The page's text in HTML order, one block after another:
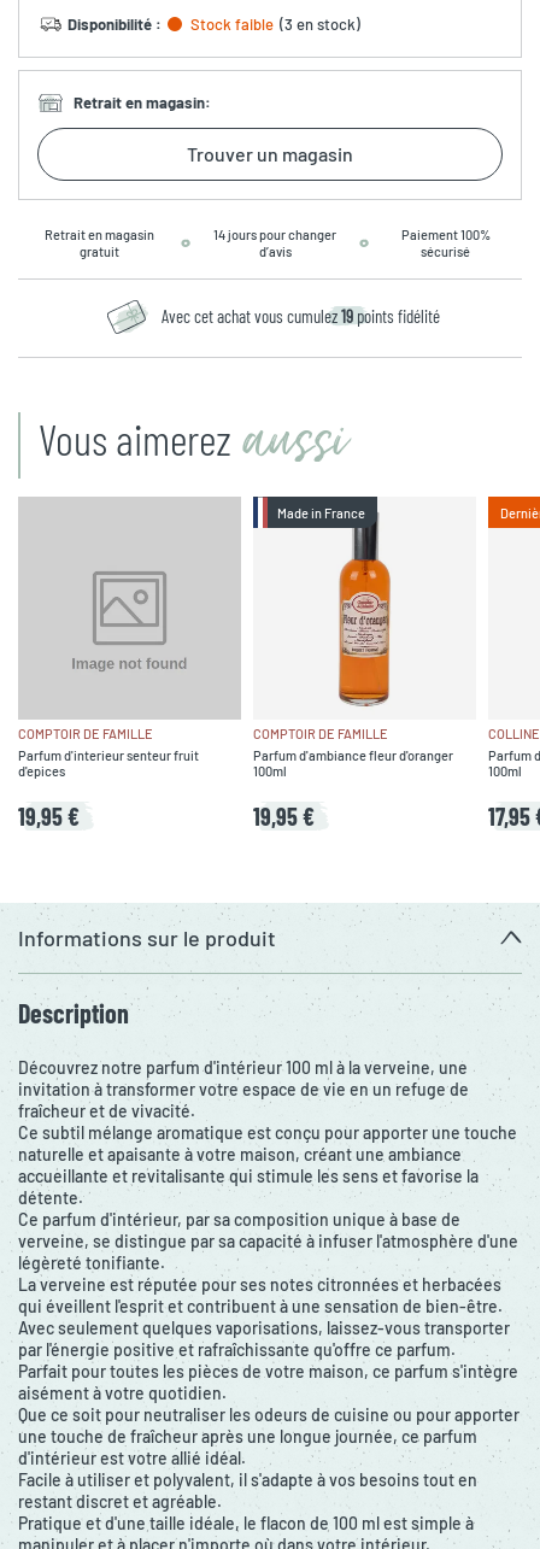
Disponibilité : Stock faible (3 en stock)
Retrait en magasin:
Trouver un magasin
Retrait en magasin
gratuit
14 jours pour changer
d’avis
Paiement 100%
sécurisé
Avec cet achat vous cumulez19 points fidélité
Vous aimerez aussi
COMPTOIR DE FAMILLE
Parfum d'interieur senteur fruit
d'epices
19,95 €
Made in France
COMPTOIR DE FAMILLE
Parfum d'ambiance fleur d'oranger
100ml
19,95 €
Parfum
100ml
17,95
Informations sur le produit
Description
Découvrez notre parfum d'intérieur 100 ml à la verveine, une
invitation à transformer votre espace de vie en un refuge de
fraîcheur et de vivacité.
Ce subtil mélange aromatique est conçu pour apporter une touche
naturelle et apaisante à votre maison, créant une ambiance
accueillante et revitalisante qui stimule les sens et favorise la
détente.
Ce parfum d'intérieur, par sa composition unique à base de
verveine, se distingue par sa capacité à infuser l'atmosphère d'une
légèreté tonifiante.
La verveine est réputée pour ses notes citronnées et herbacées
qui éveillent l'esprit et contribuent à une sensation de bien-être.
Avec seulement quelques vaporisations, laissez-vous transporter
par l'énergie positive et rafraîchissante qu'offre ce parfum.
Parfait pour toutes les pièces de votre maison, ce parfum s'intègre
aisément à votre quotidien.
Que ce soit pour neutraliser les odeurs de cuisine ou pour apporter
une touche de fraîcheur après une longue journée, ce parfum
d'intérieur est votre allié idéal.
Facile à utiliser et polyvalent, il s'adapte à vos besoins tout en
restant discret et agréable.
Pratique et d'une taille idéale, le flacon de 100 ml est simple à
manipuler et à placer n'importe où dans votre intérieur,